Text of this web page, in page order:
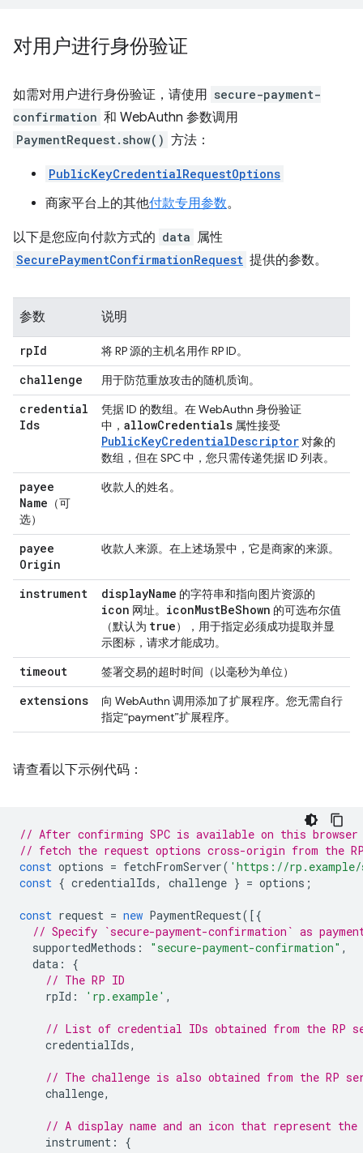
对用户进行身份验证
如需对用户进行身份验证，请使用 secure-payment-
confirmation 和 WebAuthn 参数调用
PaymentRequest.show() 方法：
PublicKeyCredentialRequestOptions
商家平台上的其他付款专用参数。
以下是您应向付款方式的 data 属性
SecurePaymentConfirmationRequest 提供的参数。
参数 说明
rpId 将 RP 源的主机名用作 RP ID。
challenge 用于防范重放攻击的随机质询。
credential
Ids
凭据 ID 的数组。在 WebAuthn 身份验证
中， allowCredentials 属性接受
PublicKeyCredentialDescriptor对象的
数组，但在 SPC 中，您只需传递凭据 ID 列表。
payee
Name （可
选）
收款人的姓名。
payee
Origin
收款人来源。在上述场景中，它是商家的来源。
instrument displayName 的字符串和指向图片资源的
icon 网址。 iconMustBeShown 的可选布尔值
（默认为 true），用于指定必须成功提取并显
示图标，请求才能成功。
timeout 签署交易的超时时间（以毫秒为单位）
extensions
向 WebAuthn 调用添加了扩展程序。您无需自行
指定“payment”扩展程序。
请查看以下示例代码：
// After confirming SPC is available on this
// fetch the request options cross-origin from the
const options = fetchFromServer( 'https://rp.example/
const { credentialIds, challenge } = options ;
const request = new PaymentRequest([{
// Specify `secure-payment-confirmation` as
supportedMethods : "secure-payment-confirmation" ,
data :
{
// The RP ID
rpId : 'rp.example' ,
// List of credential IDs obtained from the RP
credentialIds,
// The challenge is also obtained from the RP
challenge,
// A display name and an icon that represent the
instrument :
{